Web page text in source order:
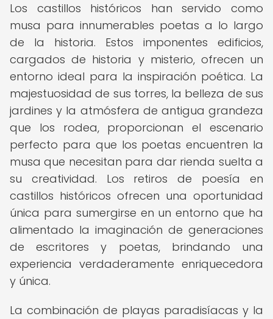
Los castillos históricos han servido como
musa para innumerables poetas a lo largo
de la historia. Estos imponentes edificios,
cargados de historia y misterio, ofrecen un
entorno ideal para la inspiración poética. La
majestuosidad de sus torres, la belleza de sus
jardines y la atmósfera de antigua grandeza
que los rodea, proporcionan el escenario
perfecto para que los poetas encuentren la
musa que necesitan para dar rienda suelta a
su creatividad. Los retiros de poesía en
castillos históricos ofrecen una oportunidad
única para sumergirse en un entorno que ha
alimentado la imaginación de generaciones
de escritores y poetas, brindando una
experiencia verdaderamente enriquecedora
y única.
La combinación de playas paradisíacas y la